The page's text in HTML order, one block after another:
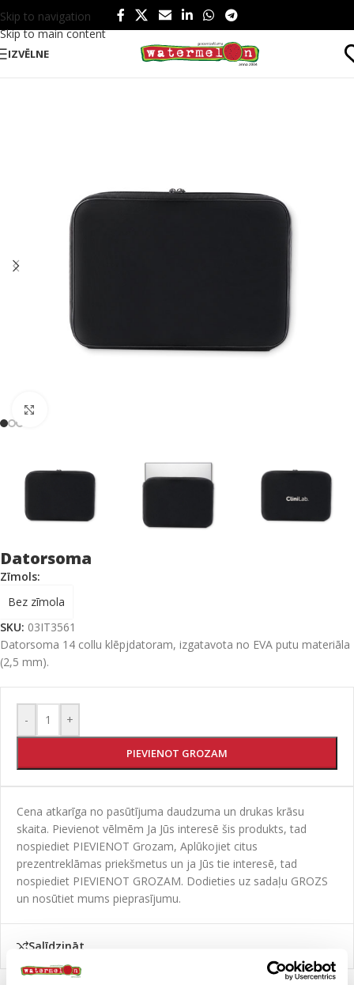
Skip to navigation
Skip to main content
IZVĒLNE
Sākums/ Somas un ceļošana/ Somas Datorsomas
Datorsoma
Zīmols:
Bez zīmola
SKU: 03IT3561
Datorsoma 14 collu klēpjdatoram, izgatavota no EVA putu materiāla
(2,5 mm).
- +
PIEVIENOT GROZAM
Cena atkarīga no pasūtījuma daudzuma un drukas krāsu
skaita. Pievienot vēlmēm Ja Jūs interesē šis produkts, tad
nospiediet PIEVIENOT Grozam, Aplūkojiet citus
prezentreklāmas priekšmetus un ja Jūs tie interesē, tad
nospiediet PIEVIENOT GROZAM. Dodieties uz sadaļu GROZS
un nosūtiet mums pieprasījumu.
Salīdzināt